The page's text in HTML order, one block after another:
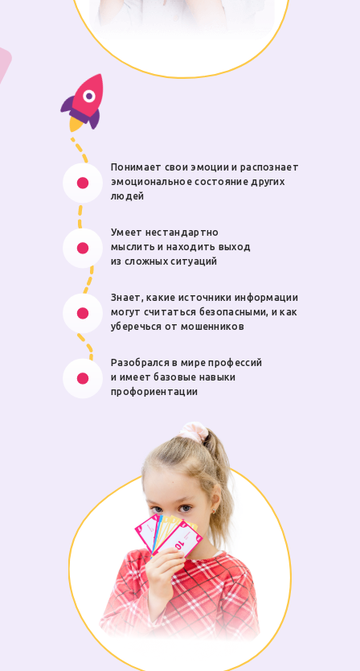
Понимает свои эмоции и распознает
эмоциональное состояние других
людей
Знает, какие источники информации
могут считаться безопасными, и как
уберечься от мошенников
Умеет нестандартно
мыслить и находить выход
из сложных ситуаций
Разобрался в мире профессий
и имеет базовые навыки
профориентации